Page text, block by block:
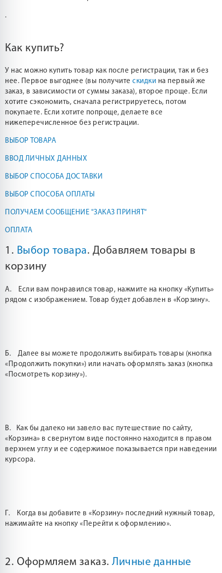
.
Как купить?
У нас можно купить товар как после регистрации, так и без
нее. Первое выгоднее (вы получите скидки на первый же
заказ, в зависимости от суммы заказа), второе проще. Если
хотите сэкономить, сначала регистрируетесь, потом
покупаете. Если хотите попроще, делаете все
нижеперечисленное без регистрации.
ВЫБОР ТОВАРА
ВВОД ЛИЧНЫХ ДАННЫХ
ВЫБОР СПОСОБА ДОСТАВКИ
ВЫБОР СПОСОБА ОПЛАТЫ
ПОЛУЧАЕМ СООБЩЕНИЕ "ЗАКАЗ ПРИНЯТ"
ОПЛАТА
1. Выбор товара. Добавляем товары в
корзину
А. Если вам понравился товар, нажмите на кнопку «Купить»
рядом с изображением. Товар будет добавлен в «Корзину».
Б. Далее вы можете продолжить выбирать товары (кнопка
«Продолжить покупки») или начать оформлять заказ (кнопка
«Посмотреть корзину»).
В. Как бы далеко ни завело вас путешествие по сайту,
«Корзина» в свернутом виде постоянно находится в правом
верхнем углу и ее содержимое показывается при наведении
курсора.
Г. Когда вы добавите в «Корзину» последний нужный товар,
нажимайте на кнопку «Перейти к оформлению».
2. Оформляем заказ. Личные данные